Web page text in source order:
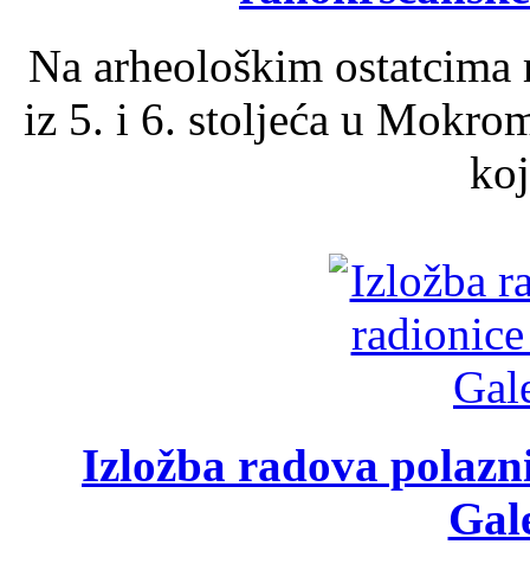
Na arheološkim
iz 5. i 6. stoljeća u
Izložba radova